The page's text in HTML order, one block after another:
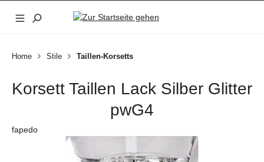
Zum Hauptinhalt springen
Home Stile Taillen-Korsetts
Korsett Taillen Lack Silber Glitter
pwG4
fapedo
Bildergalerie überspringen